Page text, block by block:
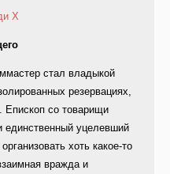
стал владыкой
резервациях,
Епископ со товарищи
единственный уцелевший
хоть какое-то
вражда и